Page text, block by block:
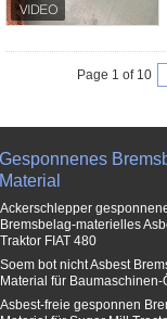
Page 1 of 10
Gesponnenes
Material
Ackerschlepper
Bremsbelag-materielles
Traktor FIAT 480
Soem bot nicht Asbest
Material für Baumaschinen-
Asbest-freie gesponnen